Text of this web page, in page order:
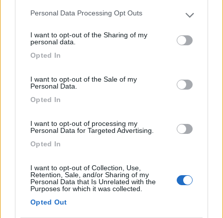
Please note that this website/app uses one or more Google
not limited to your visit or usage behaviour. You may click to
grant or deny consent to Google and its third-party tags to
use your data for below specified purposes in below Google
Personal Data Processing Opt Outs
I want to opt-out of the Sharing of my
personal data.
Opted In
I want to opt-out of the Sale of my
Personal Data.
Opted In
I want to opt-out of processing my
Personal Data for Targeted Advertising.
Opted In
I want to opt-out of Collection, Use,
Retention, Sale, and/or Sharing of my
Personal Data that Is Unrelated with the
Purposes for which it was collected.
Opted Out
sicuramente 50 hertz. Per 220 o 230 non cambia molto, io lascerei 220
ora in rete dovresti trovare 230. Andrea
Grazie... Ma quindi perché il ventilatore va più forte a 60 hz
In un mondo dove il male è di casa e ha vinto sempre, Dove regna il capitale,
oggi più spietatamente, Riusciranno questo brocco e questo inutile scudiero Al
Potere dare scacco e salvare il mondo intero?